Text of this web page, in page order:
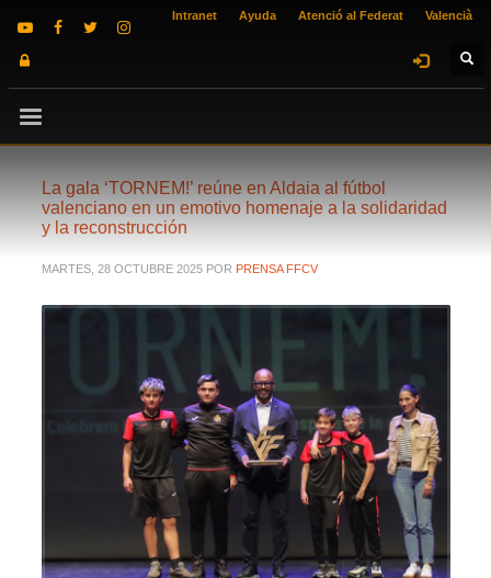
Intranet Ayuda Atenció al Federat Valencià
La gala ‘TORNEM!’ reúne en Aldaia al fútbol
valenciano en un emotivo homenaje a la solidaridad
y la reconstrucción
MARTES, 28 OCTUBRE 2025 POR PRENSA FFCV